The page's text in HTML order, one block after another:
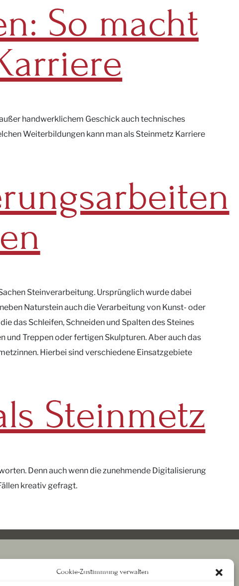
Cookie-Zustimmung verwalten
So macht
handwerklichem Geschick auch technisches
Weiterbildungen kann man als Steinmetz Karriere
Steinverarbeitung. Ursprünglich wurde dabei
Naturstein auch die Verarbeitung von Kunst- oder
das Schleifen, Schneiden und Spalten des Steines
und Treppen oder fertigen Skulpturen. Aber auch das
Hierbei sind verschiedene Einsatzgebiete
Steinmetz
Denn auch wenn die zunehmende Digitalisierung
kreativ gefragt.